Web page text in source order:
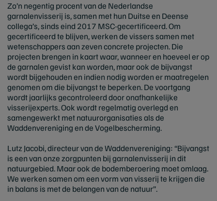
Zo’n negentig procent van de Nederlandse
garnalenvisserij is, samen met hun Duitse en Deense
collega’s, sinds eind 2017 MSC-gecertificeerd. Om
gecertificeerd te blijven, werken de vissers samen met
wetenschappers aan zeven concrete projecten. Die
projecten brengen in kaart waar, wanneer en hoeveel er op
de garnalen gevist kan worden, maar ook de bijvangst
wordt bijgehouden en indien nodig worden er maatregelen
genomen om die bijvangst te beperken. De voortgang
wordt jaarlijks gecontroleerd door onafhankelijke
visserijexperts. Ook wordt regelmatig overlegd en
samengewerkt met natuurorganisaties als de
Waddenvereniging en de Vogelbescherming.
Lutz Jacobi, directeur van de Waddenvereniging: “Bijvangst
is een van onze zorgpunten bij garnalenvisserij in dit
natuurgebied. Maar ook de bodemberoering moet omlaag.
We werken samen om een vorm van visserij te krijgen die
in balans is met de belangen van de natuur”.